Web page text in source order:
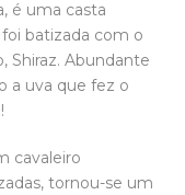
é uma casta
batizada com o
Shiraz. Abundante
a uva que fez o
cavaleiro
tornou-se um